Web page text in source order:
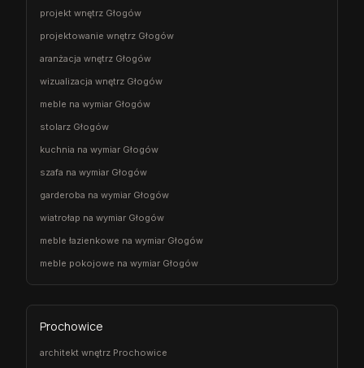
projekt wnętrz Głogów
projektowanie wnętrz Głogów
aranżacja wnętrz Głogów
wizualizacja wnętrz Głogów
meble na wymiar Głogów
stolarz Głogów
kuchnia na wymiar Głogów
szafa na wymiar Głogów
garderoba na wymiar Głogów
wiatrołap na wymiar Głogów
meble łazienkowe na wymiar Głogów
meble pokojowe na wymiar Głogów
Prochowice
architekt wnętrz Prochowice